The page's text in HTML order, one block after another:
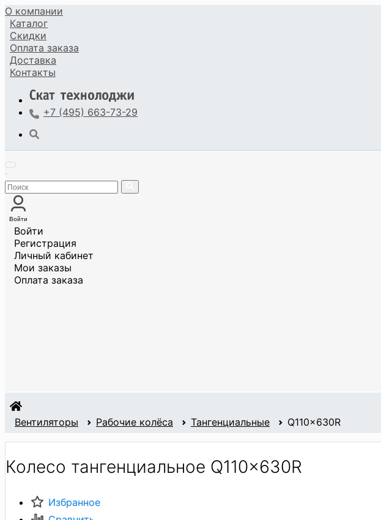
О компании
Каталог
Скидки
Оплата заказа
Доставка
Контакты
+7 (495) 663-73-29
Войти
Войти
Регистрация
Личный кабинет
Мои заказы
Оплата заказа
Вентиляторы Рабочие колёса Тангенциальные Q110x630R
Колесо тангенциальное Q110x630R
Избранное